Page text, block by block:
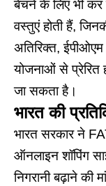
बेचने के लिए भी
वस्तुएं होती हैं,
अतिरिक्त, ईपीओएम
योजनाओं से प्रेरित
जा सकता है।
भारत की
भारत सरकार ने
ऑनलाइन शॉपिंग
निगरानी बढ़ाने